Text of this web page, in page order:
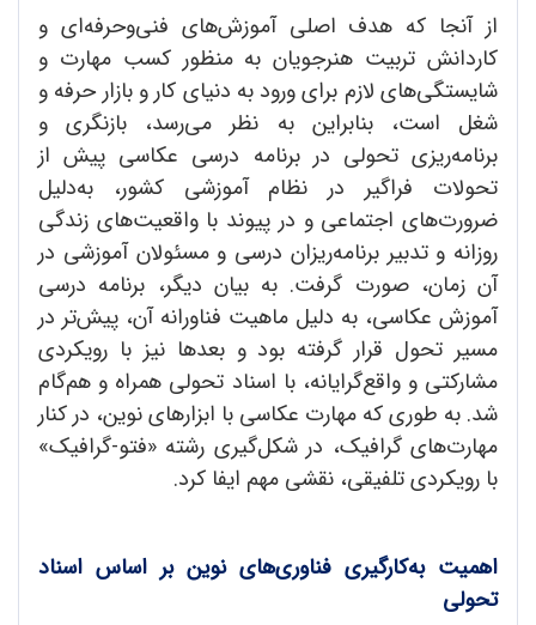
از آنجا که هدف اصلی آموزش‌های فنی‌وحرفه‌ای و
کاردانش تربیت هنرجویان به منظور کسب مهارت و
شایستگی‌های لازم برای ورود به دنیای کار و بازار حرفه و
شغل است، بنابراین به نظر می‌رسد، بازنگری و
برنامه‌ریزی تحولی در برنامه درسی عکاسی پیش از
تحولات فراگیر در نظام آموزشی کشور، به‌دلیل
ضرورت‌های اجتماعی و در پیوند با واقعیت‌های زندگی
روزانه و تدبیر برنامه‌ریزان درسی و مسئولان آموزشی در
آن زمان، صورت گرفت. به بیان دیگر، برنامه درسی
آموزش عکاسی، به دلیل ماهیت فناورانه آن، پیش‌تر در
مسیر تحول قرار گرفته بود و بعدها نیز با رویکردی
مشارکتی و واقع‌گرایانه، با اسناد تحولی همراه و هم‌گام
شد. به طوری که مهارت عکاسی با ابزارهای نوین، در کنار
مهارت‌های گرافیک، در شکل‌گیری رشته «فتو-گرافیک»
با رویکردی تلفیقی، نقشی مهم ایفا کرد.
اهمیت بهکارگیری فناوریهای نوین بر اساس اسناد
تحولی